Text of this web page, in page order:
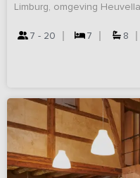
Limburg, omgeving
7 - 20 7 8